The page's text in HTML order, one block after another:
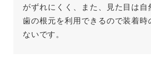
がずれにくく、また、見た目は自
歯の根元を利用できるので装着時
ないです。